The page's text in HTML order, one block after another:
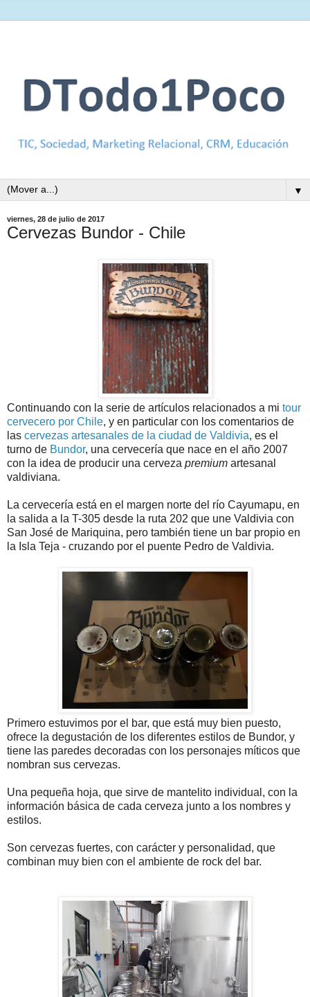
▼
viernes, 28 de julio de 2017
Cervezas Bundor - Chile
Continuando con la serie de artículos relacionados a mi tour
cervecero por Chile, y en particular con los comentarios de
las cervezas artesanales de la ciudad de Valdivia, es el
turno de Bundor, una cervecería que nace en el año 2007
con la idea de producir una cerveza premium artesanal
valdiviana.
La cervecería está en el margen norte del río Cayumapu, en
la salida a la T-305 desde la ruta 202 que une Valdivia con
San José de Mariquina, pero también tiene un bar propio en
la Isla Teja - cruzando por el puente Pedro de Valdivia.
Primero estuvimos por el bar, que está muy bien puesto,
ofrece la degustación de los diferentes estilos de Bundor, y
tiene las paredes decoradas con los personajes míticos que
nombran sus cervezas.
Una pequeña hoja, que sirve de mantelito individual, con la
información básica de cada cerveza junto a los nombres y
estilos.
Son cervezas fuertes, con carácter y personalidad, que
combinan muy bien con el ambiente de rock del bar.